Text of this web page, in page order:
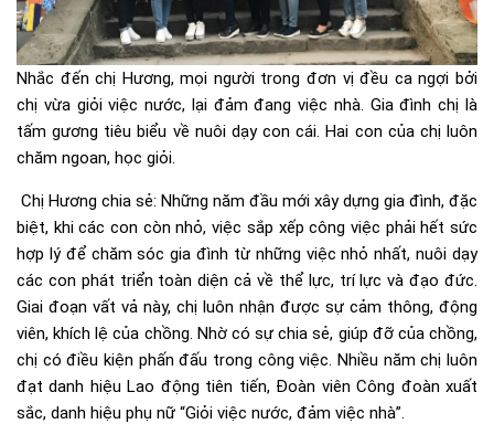
Nhắc đến chị Hương, mọi người trong đơn vị đều ca ngợi bởi
chị vừa giỏi việc nước, lại đảm đang việc nhà. Gia đình chị là
tấm gương tiêu biểu về nuôi dạy con cái. Hai con của chị luôn
chăm ngoan, học giỏi.
Chị Hương chia sẻ: Những năm đầu mới xây dựng gia đình, đặc
biệt, khi các con còn nhỏ, việc sắp xếp công việc phải hết sức
hợp lý để chăm sóc gia đình từ những việc nhỏ nhất, nuôi dạy
các con phát triển toàn diện cả về thể lực, trí lực và đạo đức.
Giai đoạn vất vả này, chị luôn nhận được sự cảm thông, động
viên, khích lệ của chồng. Nhờ có sự chia sẻ, giúp đỡ của chồng,
chị có điều kiện phấn đấu trong công việc. Nhiều năm chị luôn
đạt danh hiệu Lao động tiên tiến, Đoàn viên Công đoàn xuất
sắc, danh hiệu phụ nữ “Giỏi việc nước, đảm việc nhà”.